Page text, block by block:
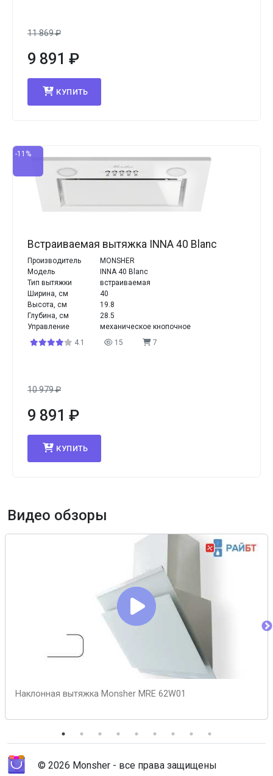
11 869₽
9 891 ₽
КУПИТЬ
-11%
Встраиваемая вытяжка INNA 40 Blanc
Производитель
MONSHER
Модель
INNA 40 Blanc
Тип вытяжки
встраиваемая
Ширина, см
40
Высота, см
19.8
Глубина, см
28.5
Управление
механическое кнопочное
4.1
15 7
10 979₽
9 891 ₽
КУПИТЬ
Видео обзоры
Наклонная вытяжка Monsher MRE 62W01
© 2026 Monsher - все права защищены